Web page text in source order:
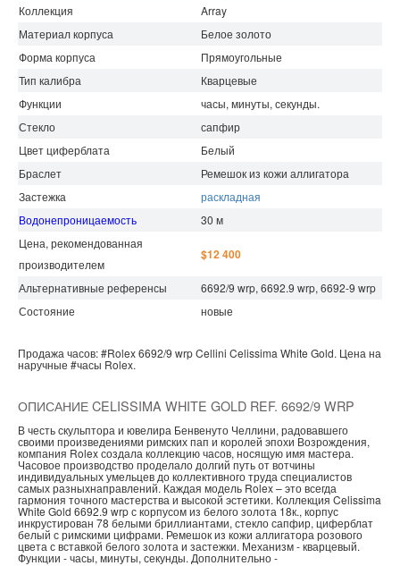
Коллекция
Array
Материал корпуса
Белое золото
Форма корпуса
Прямоугольные
Тип калибра
Кварцевые
Функции
часы, минуты, секунды.
Стекло
сапфир
Цвет циферблата
Белый
Браслет
Ремешок из кожи аллигатора
Застежка
раскладная
Водонепроницаемость
30 м
Цена, рекомендованная
производителем
$12 400
Альтернативные референсы
6692/9 wrp, 6692.9 wrp, 6692-9 wrp
Состояние
новые
Продажа часов:#Rolex6692/9 wrpCellini Celissima White Gold. Цена на
наручные #часы Rolex.
ОПИСАНИЕ CELISSIMA WHITE GOLD REF. 6692/9 WRP
В честь скульптора и ювелира Бенвенуто Челлини, радовавшего
своими произведениями римских пап и королей эпохи Возрождения,
компания Rolex создала коллекцию часов, носящую имя мастера.
Часовое производство проделало долгий путь от вотчины
индивидуальных умельцев до коллективного труда специалистов
самых разныхнаправлений. Каждая модель Rolex – это всегда
гармония точного мастерства и высокой эстетики. Коллекция Celissima
White Gold 6692.9 wrp с корпусом из белого золота 18к., корпус
инкрустирован 78 белыми бриллиантами, стекло сапфир, циферблат
белый с римскими цифрами. Ремешок из кожи аллигатора розового
цвета с вставкой белого золота и застежки. Механизм - кварцевый.
Функции - часы, минуты, секунды. Дополнительно -